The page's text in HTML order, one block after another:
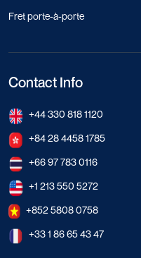
Fret porte-à-porte
Contact Info
+44 330 818 1120
+84 28 4458 1785
+66 97 783 0116
+1 213 550 5272
+852 5808 0758
+33 1 86 65 43 47